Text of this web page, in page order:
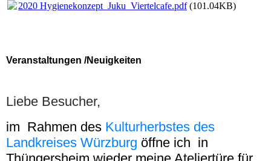
2020 Hygienekonzept_Juku_Viertelcafe.pdf(101.04KB)
Veranstaltungen /Neuigkeiten
Liebe Besucher,
im Rahmen des Kulturherbstes des
Landkreises Würzburg öffne ich in